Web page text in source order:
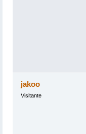
jakoo
Visitante